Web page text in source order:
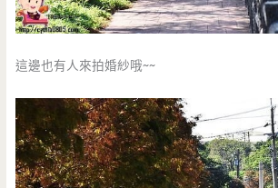
這邊也有人來拍婚紗哦~~